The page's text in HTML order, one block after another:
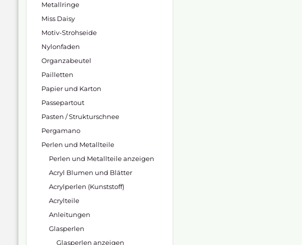
Metallringe
Miss Daisy
Motiv-Strohseide
Nylonfaden
Organzabeutel
Pailletten
Papier und Karton
Passepartout
Pasten / Strukturschnee
Pergamano
Perlen und Metallteile
Perlen und Metallteile anzeigen
Acryl Blumen und Blätter
Acrylperlen (Kunststoff)
Acrylteile
Anleitungen
Glasperlen
Glasperlen anzeigen